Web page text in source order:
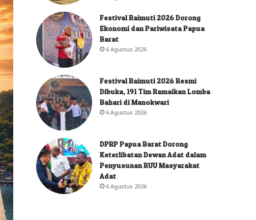
Festival Raimuti 2026 Dorong
Ekonomi dan Pariwisata Papua
Barat
6 Agustus 2026
Festival Raimuti 2026 Resmi
Dibuka, 191 Tim Ramaikan Lomba
Bahari di Manokwari
6 Agustus 2026
DPRP Papua Barat Dorong
Keterlibatan Dewan Adat dalam
Penyusunan RUU Masyarakat
Adat
6 Agustus 2026